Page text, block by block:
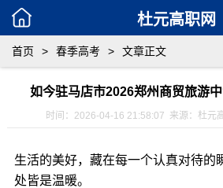
杜元高职网
首页 > 春季高考 > 文章正文
如今驻马店市2026郑州商贸旅游
时间：2026-04-16 21:58:07 来源：杜元
生活的美好，藏在每一个认真对待的
处皆是温暖。